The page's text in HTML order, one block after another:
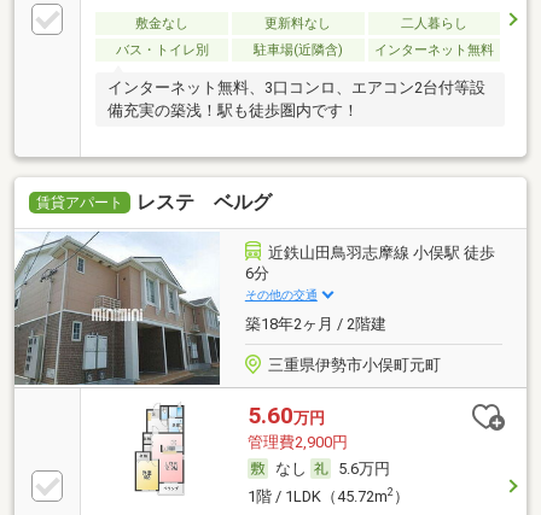
敷金なし 更新料なし
二人暮らし
バス・トイレ別
駐車場(近隣含) インターネット無料
インターネット無料、3口コンロ、エアコン2台付等設
備充実の築浅！駅も徒歩圏内です！
賃貸アパート レステ ベルグ
近鉄山田鳥羽志摩線 小俣駅 徒歩
6分
その他の交通
築18年2ヶ月 / 2階建
三重県伊勢市小俣町元町
5.60万円
管理費2,900円
なし
5.6万円
1階 / 1LDK（45.72m2）